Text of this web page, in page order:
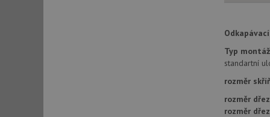
Typ
standartní
rozměr
rozměr
rozměr
test_cookie